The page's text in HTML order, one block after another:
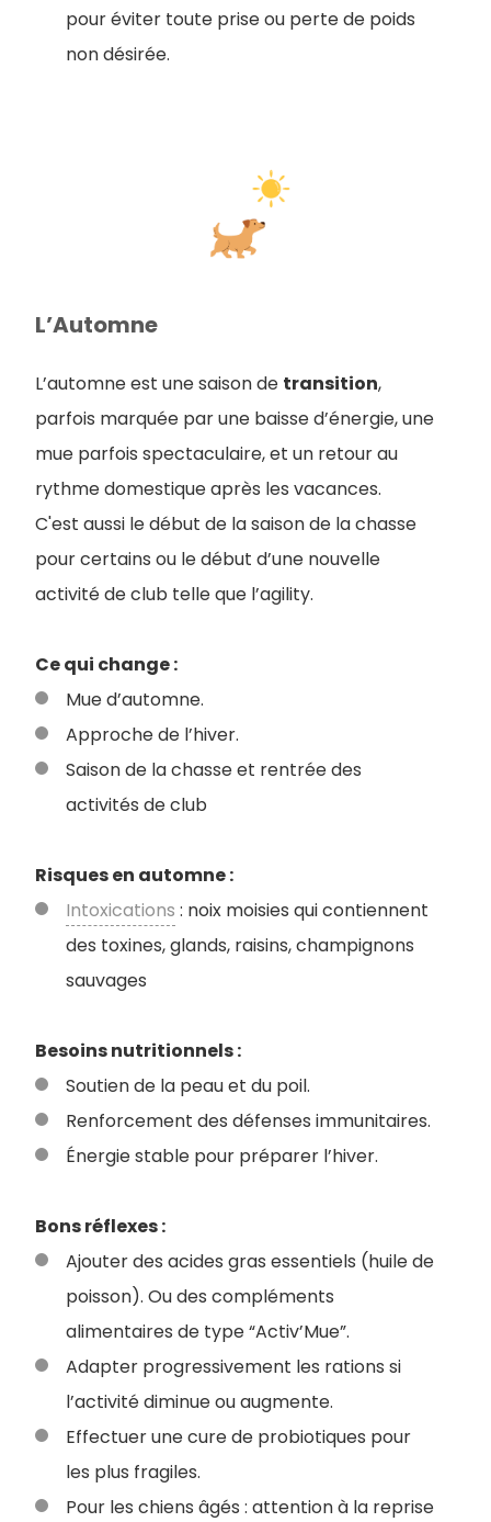
pour éviter toute prise ou perte de poids
non désirée.
L’Automne
L’automne est une saison de transition,
parfois marquée par une baisse d’énergie, une
mue parfois spectaculaire, et un retour au
rythme domestique après les vacances.
C'est aussi le début de la saison de la chasse
pour certains ou le début d’une nouvelle
activité de club telle que l’agility.
Ce qui change :
Mue d’automne.
Approche de l’hiver.
Saison de la chasse et rentrée des
activités de club
Risques en automne :
Intoxications : noix moisies qui contiennent
des toxines, glands, raisins, champignons
sauvages
Besoins nutritionnels :
Soutien de la peau et du poil.
Renforcement des défenses immunitaires.
Énergie stable pour préparer l’hiver.
Bons réflexes :
Ajouter des acides gras essentiels (huile de
poisson). Ou des compléments
alimentaires de type “Activ’Mue”.
Adapter progressivement les rations si
l’activité diminue ou augmente.
Effectuer une cure de probiotiques pour
les plus fragiles.
Pour les chiens âgés : attention à la reprise